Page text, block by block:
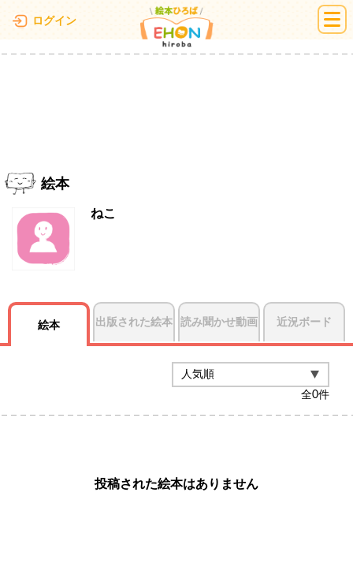
ログイン 絵本ひろば
絵本
ねこ
絵本 出版された絵本 読み聞かせ動画 近況ボード
全0件
投稿された絵本はありません